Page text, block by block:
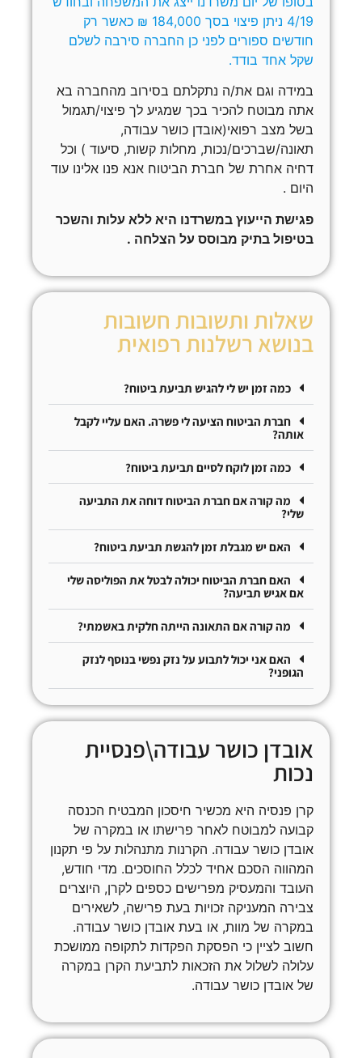
4/19 ניתן פיצוי בסך 184,000 ₪ כאשר רק
חודשים ספורים לפני כן החברה סירבה לשלם
שקל אחד בודד.
במידה וגם את/ה נתקלתם בסירוב מהחברה בא
אתה מבוטח להכיר בכך שמגיע לך פיצוי/תגמול
בשל מצב רפואי(אובדן כושר עבודה,
תאונה/שברכים/נכות, מחלות קשות, סיעוד ) וכל
דחיה אחרת של חברת הביטוח אנא פנו אלינו עוד
היום .
פגישת הייעוץ במשרדנו היא ללא עלות והשכר
בטיפול בתיק מבוסס על הצלחה .
שאלות ותשובות חשובות
בנושא רשלנות רפואית
כמה זמן יש לי להגיש תביעת ביטוח?
חברת הביטוח הציעה לי פשרה. האם עליי לקבל
אותה?
כמה זמן לוקח לסיים תביעת ביטוח?
מה קורה אם חברת הביטוח דוחה את התביעה
שלי?
האם יש מגבלת זמן להגשת תביעת ביטוח?
האם חברת הביטוח יכולה לבטל את הפוליסה שלי
אם אגיש תביעה?
מה קורה אם התאונה הייתה חלקית באשמתי?
האם אני יכול לתבוע על נזק נפשי בנוסף לנזק
הגופני?
אובדן כושר עבודה\פנסיית
נכות
קרן פנסיה היא מכשיר חיסכון המבטיח הכנסה
קבועה למבוטח לאחר פרישתו או במקרה של
אובדן כושר עבודה. הקרנות מתנהלות על פי תקנון
המהווה הסכם אחיד לכלל החוסכים. מדי חודש,
העובד והמעסיק מפרישים כספים לקרן, היוצרים
צבירה המעניקה זכויות בעת פרישה, לשאירים
במקרה של מוות, או בעת אובדן כושר עבודה.
חשוב לציין כי הפסקת הפקדות לתקופה ממושכת
עלולה לשלול את הזכאות לתביעת הקרן במקרה
של אובדן כושר עבודה.